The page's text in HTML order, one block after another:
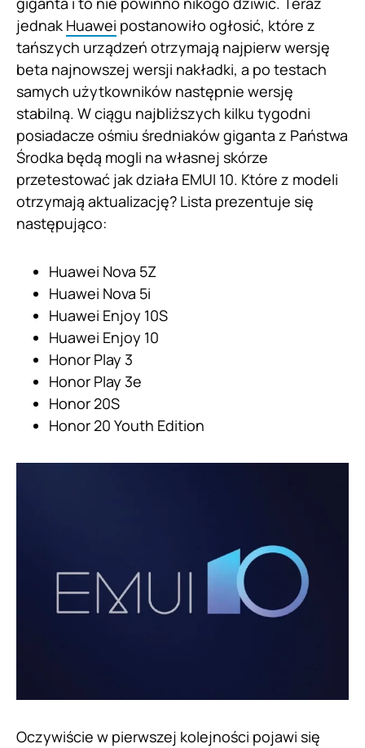
jednak Huawei postanowiło ogłosić, które z
tańszych urządzeń otrzymają najpierw wersję
beta najnowszej wersji nakładki, a po testach
samych użytkowników następnie wersję
stabilną. W ciągu najbliższych kilku tygodni
posiadacze ośmiu średniaków giganta z Państwa
Środka będą mogli na własnej skórze
przetestować jak działa EMUI 10. Które z modeli
otrzymają aktualizację? Lista prezentuje się
następująco:
Huawei Nova 5Z
Huawei Nova 5i
Huawei Enjoy 10S
Huawei Enjoy 10
Honor Play 3
Honor Play 3e
Honor 20S
Honor 20 Youth Edition
Oczywiście w pierwszej kolejności pojawi się